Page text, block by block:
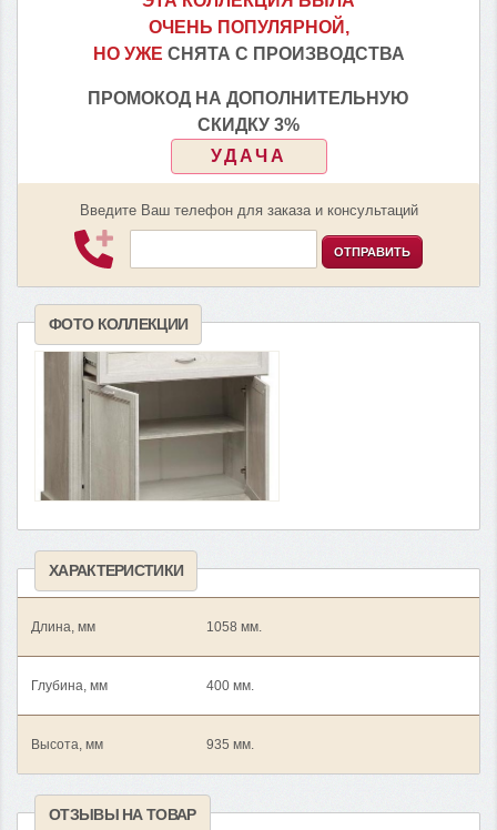
ОЧЕНЬ ПОПУЛЯРНОЙ,
НО УЖЕ СНЯТА С ПРОИЗВОДСТВА
ПРОМОКОД НА ДОПОЛНИТЕЛЬНУЮ
СКИДКУ 3%
УДАЧА
Введите Ваш телефон для заказа и консультаций
ОТПРАВИТЬ
ФОТО КОЛЛЕКЦИИ
ХАРАКТЕРИСТИКИ
Длина, мм 1058 мм.
Глубина, мм 400 мм.
Высота, мм 935 мм.
ОТЗЫВЫ НА ТОВАР